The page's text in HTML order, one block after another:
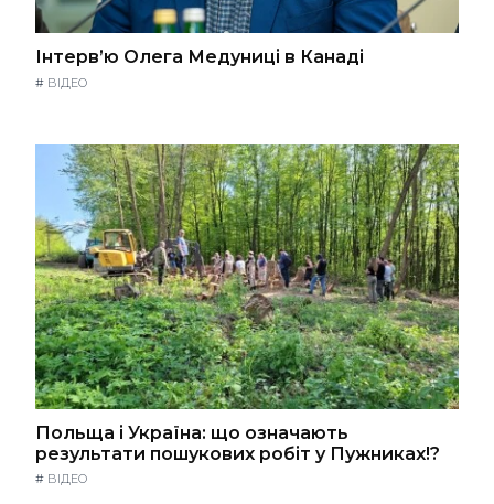
Інтерв’ю Олега Медуниці в Канаді
# ВІДЕО
Польща і Україна: що означають
результати пошукових робіт у Пужниках!?
# ВІДЕО